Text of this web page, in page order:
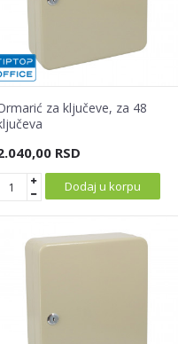
za ključeve, za 48
RSD
Dodaj u korpu